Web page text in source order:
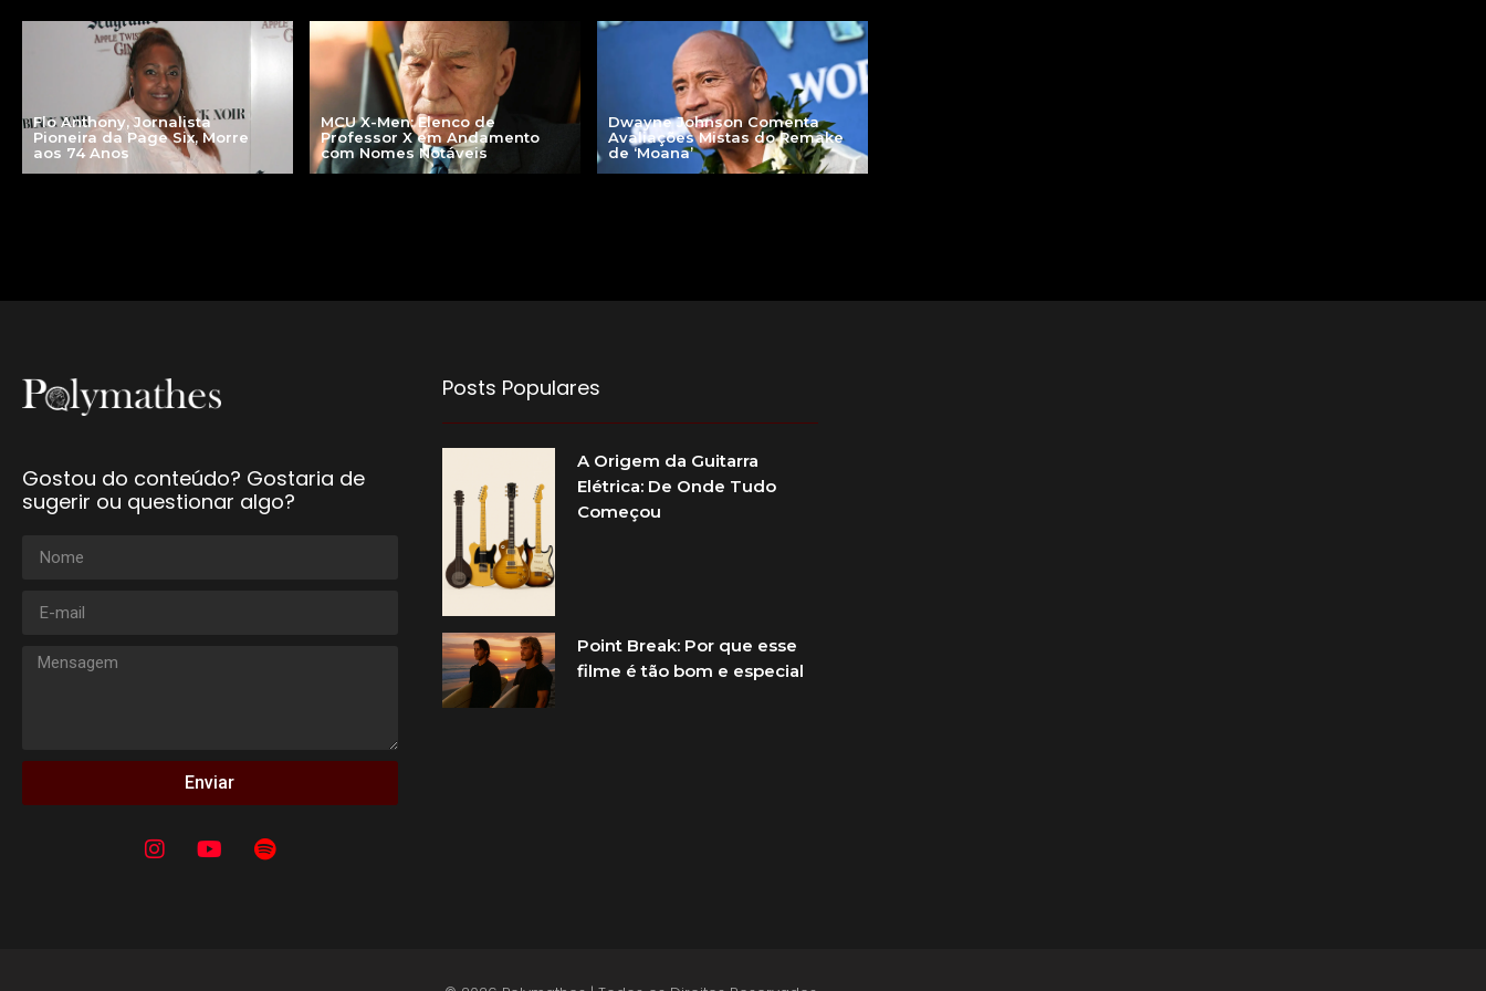
Flo Anthony, Jornalista
Pioneira da Page Six, Morre
aos 74 Anos
MCU X-Men: Elenco de
Professor X em Andamento
com Nomes Notáveis
Dwayne Johnson Comenta
Avaliações Mistas do Remake
de ‘Moana’
Gostou do conteúdo? Gostaria de
sugerir ou questionar algo?
Enviar
Posts Populares
A Origem da Guitarra
Elétrica: De Onde Tudo
Começou
Point Break: Por que esse
filme é tão bom e especial